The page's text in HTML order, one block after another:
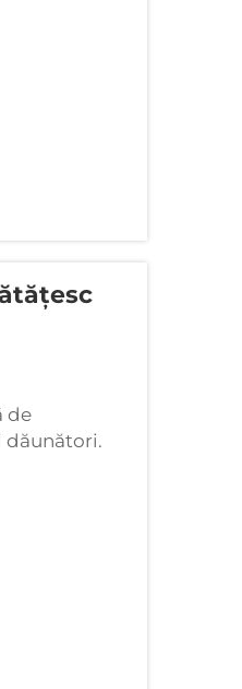
grosimea și
de
dăunători.
de